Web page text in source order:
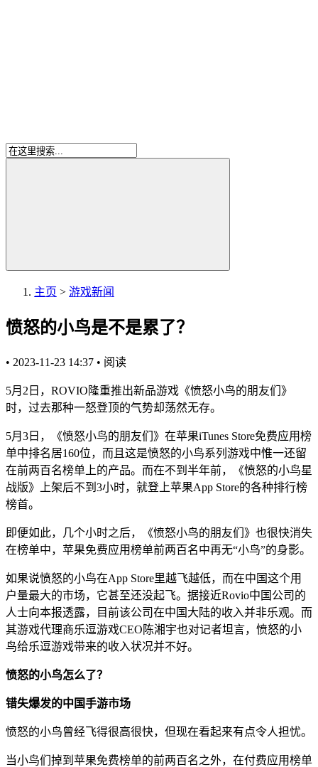
主页 > 游戏新闻
愤怒的小鸟是不是累了？
• 2023-11-23 14:37 • 阅读
5月2日，ROVIO隆重推出新品游戏《愤怒小鸟的朋友们》
时，过去那种一怒登顶的气势却荡然无存。
5月3日，《愤怒小鸟的朋友们》在苹果iTunes Store免费应用榜
单中排名居160位，而且这是愤怒的小鸟系列游戏中惟一还留
在前两百名榜单上的产品。而在不到半年前，《愤怒的小鸟星
战版》上架后不到3小时，就登上苹果App Store的各种排行榜
榜首。
即便如此，几个小时之后，《愤怒小鸟的朋友们》也很快消失
在榜单中，苹果免费应用榜单前两百名中再无“小鸟”的身影。
如果说愤怒的小鸟在App Store里越飞越低，而在中国这个用
户量最大的市场，它甚至还没起飞。据接近Rovio中国公司的
人士向本报透露，目前该公司在中国大陆的收入并非乐观。而
其游戏代理商乐逗游戏CEO陈湘宇也对记者坦言，愤怒的小
鸟给乐逗游戏带来的收入状况并不好。
愤怒的小鸟怎么了？
错失爆发的中国手游市场
愤怒的小鸟曾经飞得很高很快，但现在看起来有点令人担忧。
当小鸟们掉到苹果免费榜单的前两百名之外，在付费应用榜单